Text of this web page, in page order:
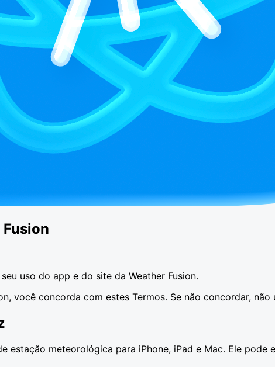
uso do app e do site da Weather Fusion.
você concorda com estes Termos. Se não concordar, não
estação meteorológica para iPhone, iPad e Mac. Ele